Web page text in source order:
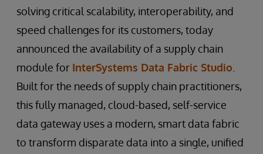
solving critical scalability, interoperability, and
speed challenges for its customers, today
announced the availability of a supply chain
module for InterSystems Data Fabric Studio
Built for the needs of supply chain practitioners,
this fully managed, cloud-based, self-service
data gateway uses a modern, smart data fabric
to transform disparate data into a single, unified